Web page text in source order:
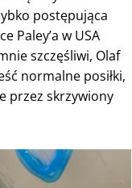
postępująca
Paley’a w USA
szczęśliwi, Olaf
normalne posiłki,
przez skrzywiony